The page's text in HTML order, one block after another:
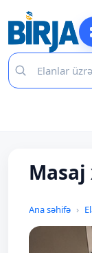
Ana səhifə